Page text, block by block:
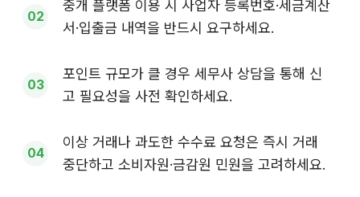
중개 플랫폼 이용 시 사업자 등록번호·세금계산
서·입출금 내역을 반드시 요구하세요.
포인트 규모가 클 경우 세무사 상담을 통해 신
고 필요성을 사전 확인하세요.
이상 거래나 과도한 수수료 요청은 즉시 거래
중단하고 소비자원·금감원 민원을 고려하세요.